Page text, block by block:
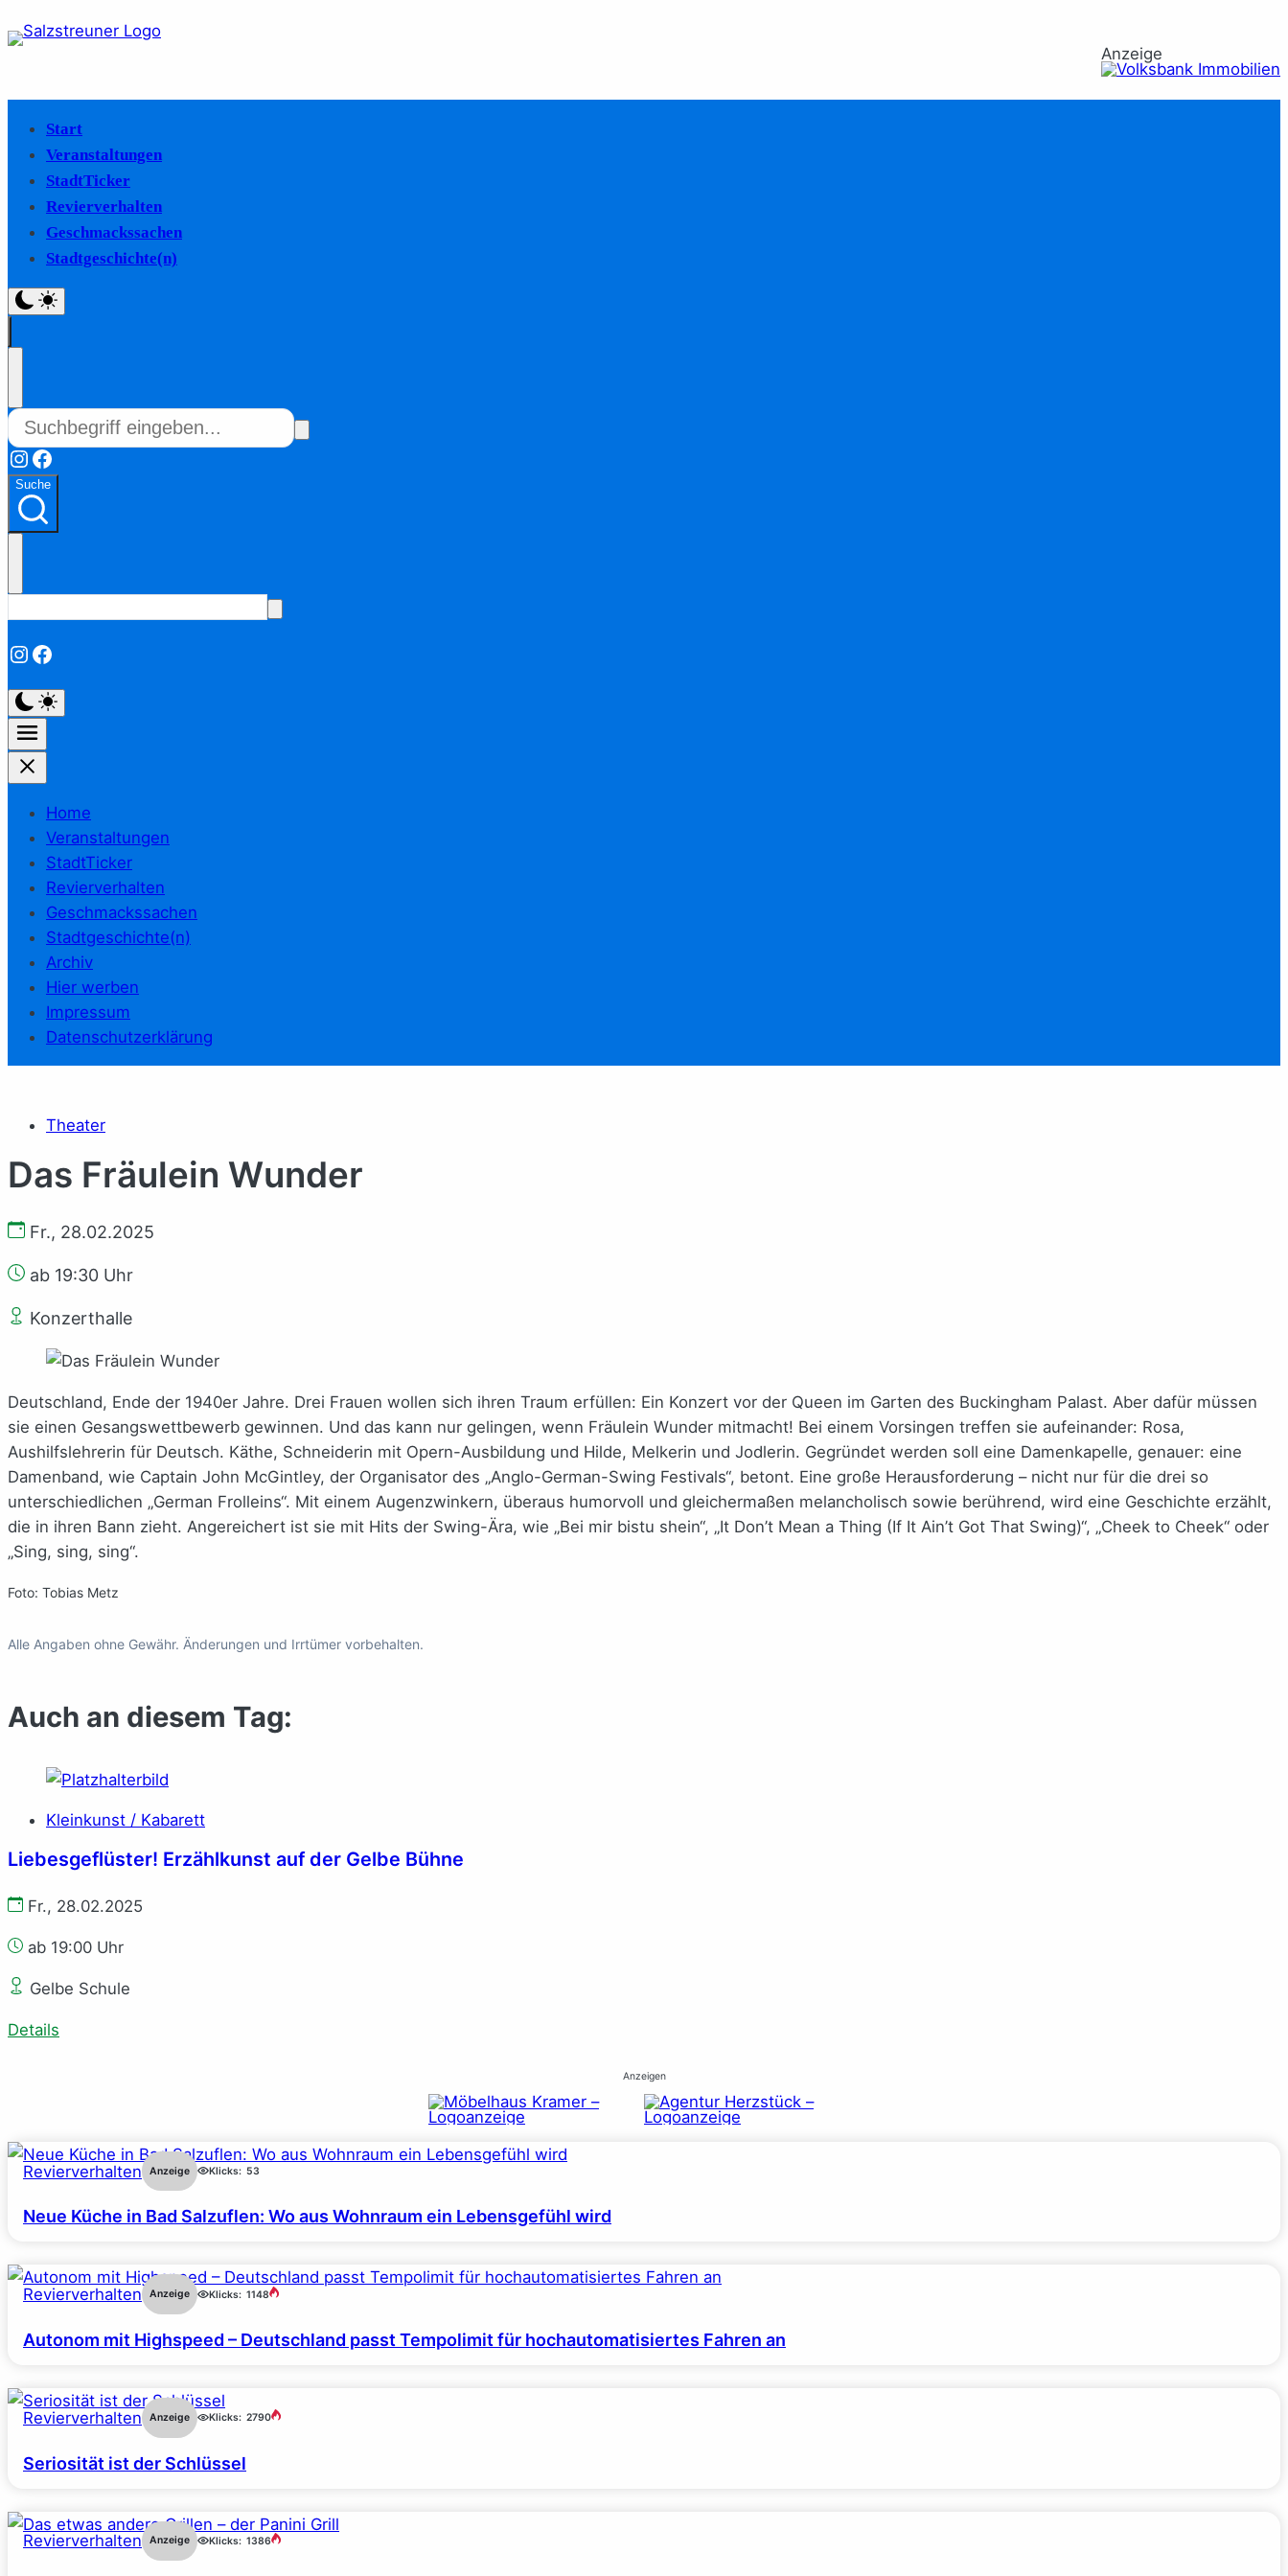
Anzeige
Start
Veranstaltungen
StadtTicker
Revierverhalten
Geschmackssachen
Stadtgeschichte(n)
Instagram
Facebook
Suche
Instagram
Facebook
Home
Veranstaltungen
StadtTicker
Revierverhalten
Geschmackssachen
Stadtgeschichte(n)
Archiv
Hier werben
Impressum
Datenschutzerklärung
Theater
Das Fräulein Wunder
Fr., 28.02.2025
ab 19:30 Uhr
Konzerthalle
Deutschland, Ende der 1940er Jahre. Drei Frauen wollen sich ihren Traum erfüllen: Ein Konzert vor der Queen im Garten des Buckingham Palast. Aber dafür müssen
sie einen Gesangswettbewerb gewinnen. Und das kann nur gelingen, wenn Fräulein Wunder mitmacht! Bei einem Vorsingen treffen sie aufeinander: Rosa,
Aushilfslehrerin für Deutsch. Käthe, Schneiderin mit Opern-Ausbildung und Hilde, Melkerin und Jodlerin. Gegründet werden soll eine Damenkapelle, genauer: eine
Damenband, wie Captain John McGintley, der Organisator des „Anglo-German-Swing Festivals“, betont. Eine große Herausforderung – nicht nur für die drei so
unterschiedlichen „German Frolleins“. Mit einem Augenzwinkern, überaus humorvoll und gleichermaßen melancholisch sowie berührend, wird eine Geschichte erzählt,
die in ihren Bann zieht. Angereichert ist sie mit Hits der Swing-Ära, wie „Bei mir bistu shein“, „It Don’t Mean a Thing (If It Ain’t Got That Swing)“, „Cheek to Cheek“ oder
„Sing, sing, sing“.
Foto: Tobias Metz
Alle Angaben ohne Gewähr. Änderungen und Irrtümer vorbehalten.
Auch an diesem Tag:
Kleinkunst / Kabarett
Liebesgeflüster! Erzählkunst auf der Gelbe Bühne
Fr., 28.02.2025
ab 19:00 Uhr
Gelbe Schule
Details
Anzeigen
Revierverhalten Anzeige Klicks: 53
Neue Küche in Bad Salzuflen: Wo aus Wohnraum ein Lebensgefühl wird
Revierverhalten Anzeige Klicks: 1148
Autonom mit Highspeed – Deutschland passt Tempolimit für hochautomatisiertes Fahren an
Revierverhalten Anzeige Klicks: 2790
Seriosität ist der Schlüssel
Revierverhalten Anzeige Klicks: 1386